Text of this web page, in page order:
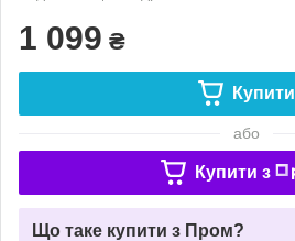
1 099 ₴
Купити
або
Купити з
Що таке купити з Пром?